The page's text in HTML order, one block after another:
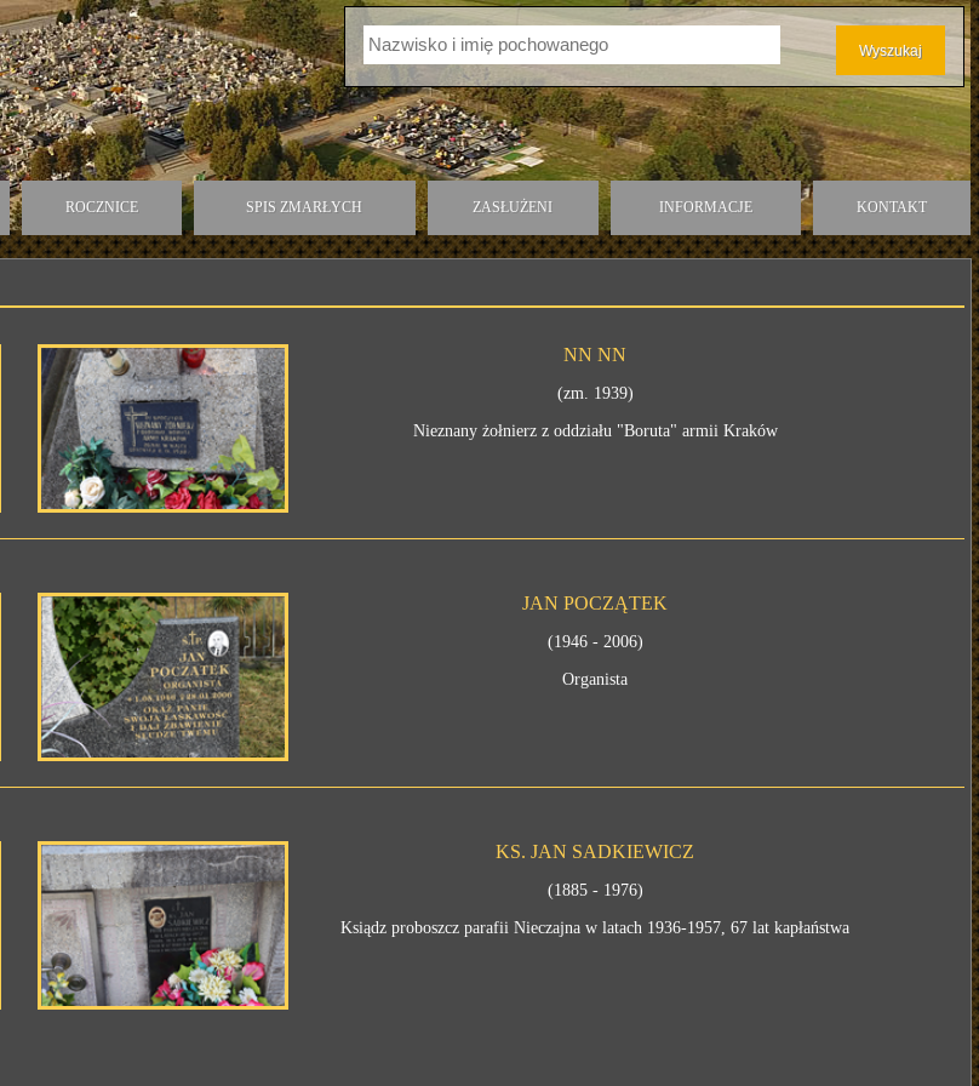
ROCZNICE SPIS ZMARŁYCH ZASŁUŻENI INFORMACJE KONTAKT
NN NN
(zm. 1939)
Nieznany żołnierz z oddziału "Boruta" armii Kraków
JAN POCZĄTEK
(1946 - 2006)
Organista
KS. JAN SADKIEWICZ
(1885 - 1976)
Ksiądz proboszcz parafii Nieczajna w latach 1936-1957, 67 lat kapłaństwa